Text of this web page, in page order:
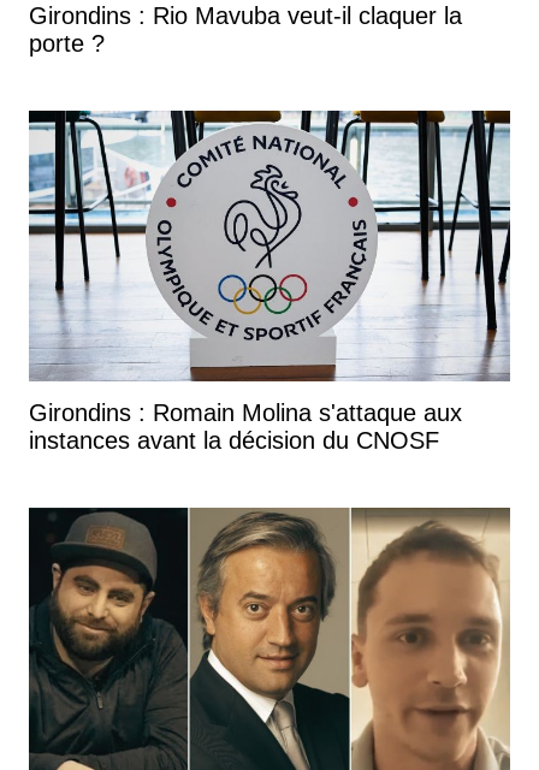
Girondins : Rio Mavuba veut-il claquer la
porte ?
Girondins : Romain Molina s'attaque aux
instances avant la décision du CNOSF